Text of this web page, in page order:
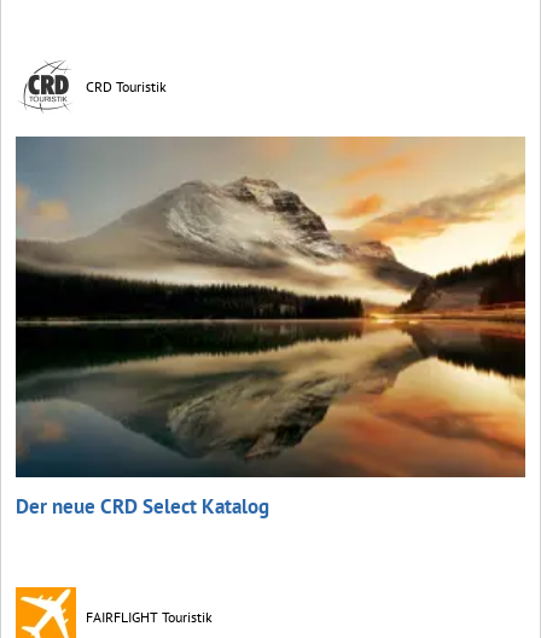
CRD Touristik
Der neue CRD Select Katalog
FAIRFLIGHT Touristik